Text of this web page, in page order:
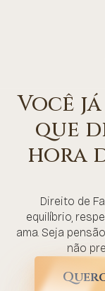
Você
que
hora
Direito de
equilíbrio,
ama. Seja
não